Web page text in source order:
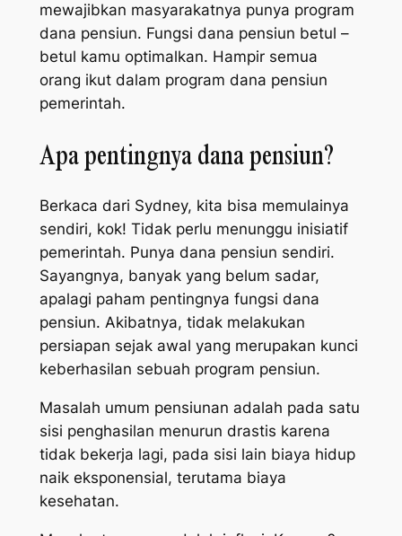
mewajibkan masyarakatnya punya program
dana pensiun. Fungsi dana pensiun betul –
betul kamu optimalkan. Hampir semua
orang ikut dalam program dana pensiun
pemerintah.
Apa pentingnya dana pensiun?
Berkaca dari Sydney, kita bisa memulainya
sendiri, kok! Tidak perlu menunggu inisiatif
pemerintah. Punya dana pensiun sendiri.
Sayangnya, banyak yang belum sadar,
apalagi paham pentingnya fungsi dana
pensiun. Akibatnya, tidak melakukan
persiapan sejak awal yang merupakan kunci
keberhasilan sebuah program pensiun.
Masalah umum pensiunan adalah pada satu
sisi penghasilan menurun drastis karena
tidak bekerja lagi, pada sisi lain biaya hidup
naik eksponensial, terutama biaya
kesehatan.